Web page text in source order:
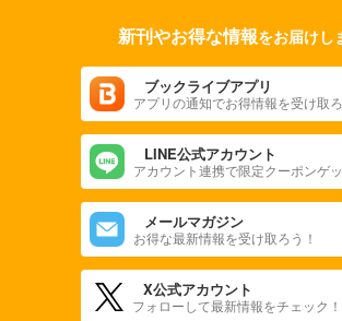
新刊やお得な情報をお届けし
ブックライブアプリ
アプリの通知でお得情報を受け取ろ
LINE公式アカウント
アカウント連携で限定クーポンゲッ
メールマガジン
お得な最新情報を受け取ろう！
X公式アカウント
フォローして最新情報をチェック！